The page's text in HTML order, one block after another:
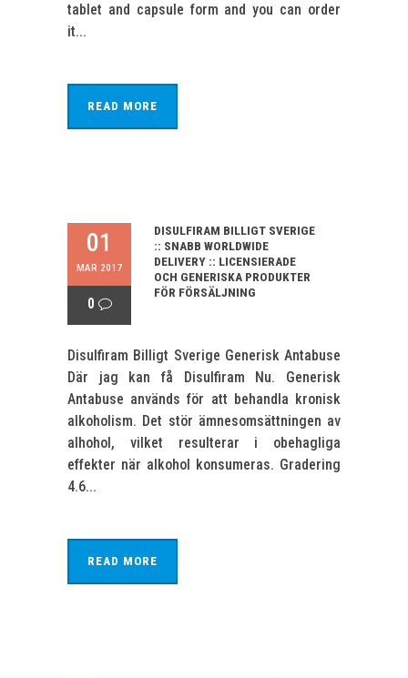
tablet and capsule form and you can order
it...
READ MORE
01
MAR 2017
0
DISULFIRAM BILLIGT SVERIGE
:: SNABB WORLDWIDE
DELIVERY :: LICENSIERADE
OCH GENERISKA PRODUKTER
FÖR FÖRSÄLJNING
Disulfiram Billigt Sverige Generisk Antabuse
Där jag kan få Disulfiram Nu. Generisk
Antabuse används för att behandla kronisk
alkoholism. Det stör ämnesomsättningen av
alhohol, vilket resulterar i obehagliga
effekter när alkohol konsumeras. Gradering
4.6...
READ MORE